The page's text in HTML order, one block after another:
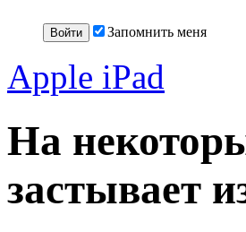
Запомнить меня
Apple iPad
На
застывает